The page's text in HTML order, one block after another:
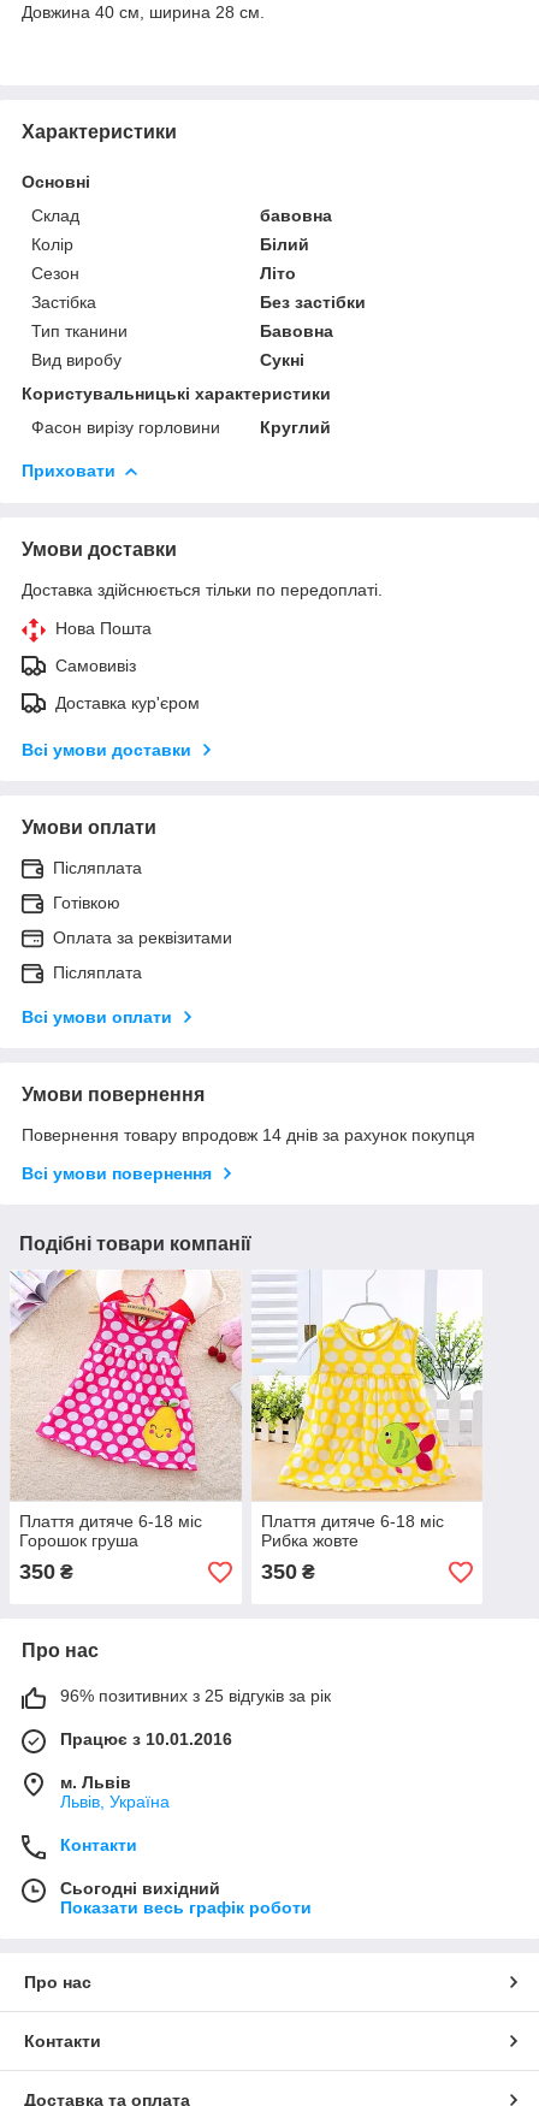
Довжина 40 см, ширина 28 см.
Характеристики
Основні
Склад
бавовна
Колір
Білий
Сезон
Літо
Застібка
Без застібки
Тип тканини
Бавовна
Вид виробу
Сукні
Користувальницькі характеристики
Фасон вирізу горловини
Круглий
Приховати
Умови доставки
Доставка здійснюється тільки по передоплаті.
Нова Пошта
Самовивіз
Доставка кур'єром
Всі умови доставки
Умови оплати
Післяплата
Готівкою
Оплата за реквізитами
Післяплата
Всі умови оплати
Умови повернення
Повернення товару впродовж 14 днів за рахунок покупця
Всі умови повернення
Подібні товари компанії
Плаття дитяче 6-18 міс
Горошок груша
350 ₴
Плаття дитяче 6-18 міс
Рибка жовте
350₴
Про нас
96% позитивних з 25 відгуків за рік
Працює з 10.01.2016
м. Львів
Львів, Україна
Контакти
Сьогодні вихідний
Показати весь графік роботи
Про нас
Контакти
Доставка та оплата